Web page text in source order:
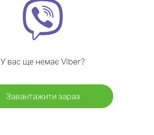
У вас ще немає Viber?
Завантажити зараз